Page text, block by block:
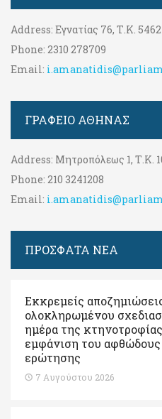
Address: Εγνατίας 76, Τ.Κ.
Phone: 2310 278709
Email:
ΓΡΑΦΕΊΟ ΑΘΉΝΑΣ
Address: Μητροπόλεως 1, Τ.Κ.
Phone: 210 3241208
Email:
ΠΡΟΣΦΑΤΑ ΝΕΑ
Εκκρεμείς
ολοκληρωμένου
ημέρα της
εμφάνιση του
ερώτησης
7 Αυγούστου 2026